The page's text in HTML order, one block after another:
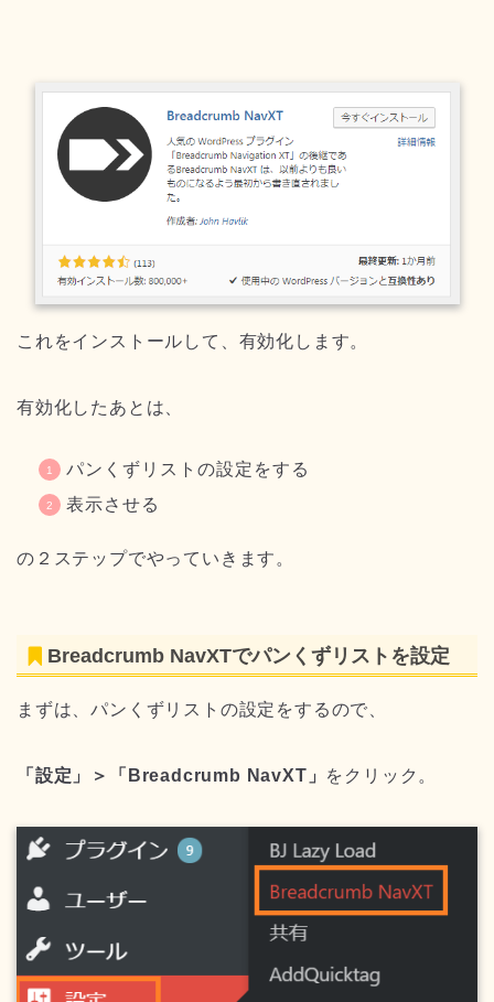
これをインストールして、有効化します。
有効化したあとは、
パンくずリストの設定をする
表示させる
の２ステップでやっていきます。
Breadcrumb NavXTでパンくずリストを設定
まずは、パンくずリストの設定をするので、
「設定」＞「Breadcrumb NavXT」 をクリック。